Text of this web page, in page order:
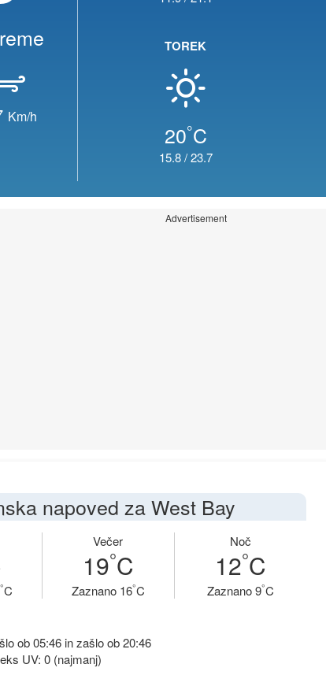
Km/h
TOREK
20°C
15.8/23.7
Advertisement
napoved za West Bay
°C
Večer
19°C
Zaznano 16°C
Noč
12°C
Zaznano 9°C
ob 05:46 in zašlo ob 20:46
UV: 0 (najmanj)